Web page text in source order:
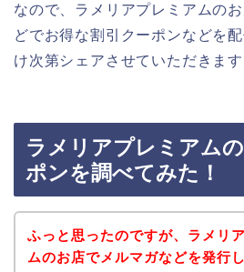
なので、ラメリアプレミアムの
どでお得な割引クーポンなどを
け次第シェアさせていただきます
ラメリアプレミアム
ポンを調べてみた！
ふっと思ったのですが、ラメリ
ムのお店でメルマガなどを発行